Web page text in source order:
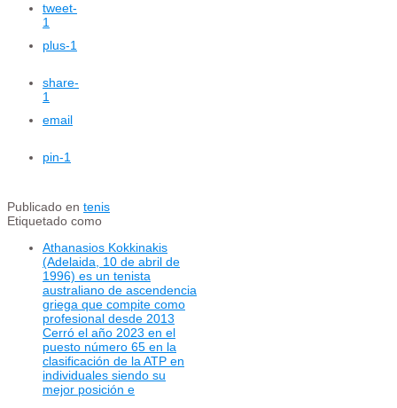
tweet-
1
plus-1
share-
1
email
pin-1
Publicado en tenis
Etiquetado como
Athanasios Kokkinakis
(Adelaida, 10 de abril de
1996) es un tenista
australiano de ascendencia
griega que compite como
profesional desde 2013
Cerró el año 2023 en el
puesto número 65 en la
clasificación de la ATP en
individuales siendo su
mejor posición e